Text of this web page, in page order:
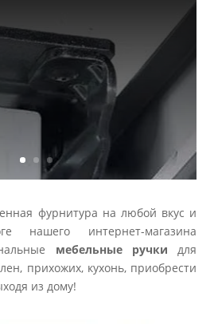
цены на
раздвижной
для шкафов купе!
ПЕРЕЙТИ
фурнитура на любой вкус и
нашего интернет-магазина
мебельные ручки для
прихожих, кухонь, приобрести
из дому!